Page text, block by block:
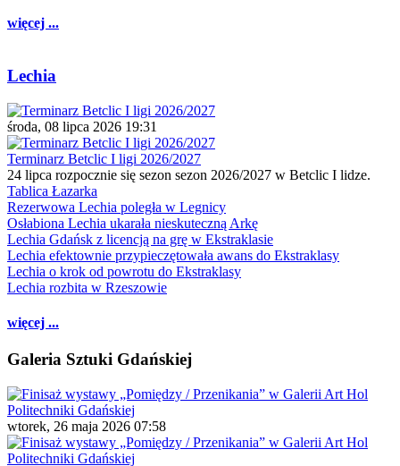
więcej ...
Lechia
środa, 08 lipca 2026 19:31
Terminarz Betclic I ligi 2026/2027
24 lipca rozpocznie się sezon sezon 2026/2027 w Betclic I lidze.
Tablica Łazarka
Rezerwowa Lechia poległa w Legnicy
Osłabiona Lechia ukarała nieskuteczną Arkę
Lechia Gdańsk z licencją na grę w Ekstraklasie
Lechia efektownie przypieczętowała awans do Ekstraklasy
Lechia o krok od powrotu do Ekstraklasy
Lechia rozbita w Rzeszowie
więcej ...
Galeria Sztuki Gdańskiej
wtorek, 26 maja 2026 07:58